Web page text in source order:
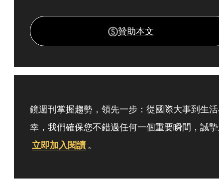
贊助本文
鏡週刊掌握趨勢，領先一步：從國際大事到生活
幸，我們確保您不錯過任何一個重要瞬間，誠摯
立即加入閱讀 。